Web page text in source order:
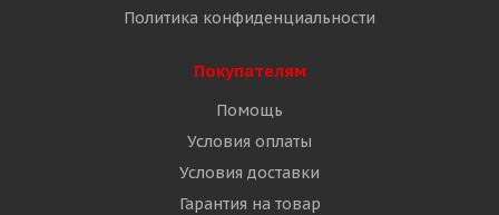
Политика конфиденциальности
Покупателям
Помощь
Условия оплаты
Условия доставки
Гарантия на товар